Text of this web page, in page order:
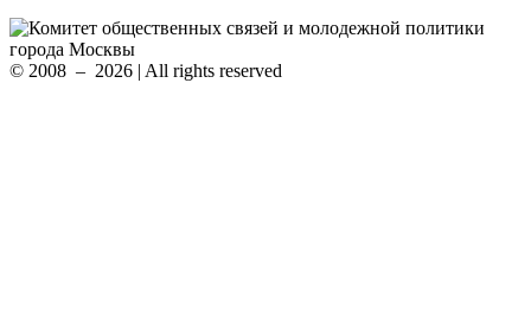
© 2008 – 2026 | All rights reserved